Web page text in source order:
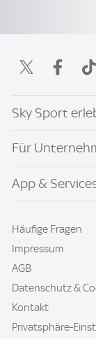
Sky Sport
Für
App &
Häufige Fragen
Impressum
AGB
Datenschutz &
Kontakt
Privatsphäre-